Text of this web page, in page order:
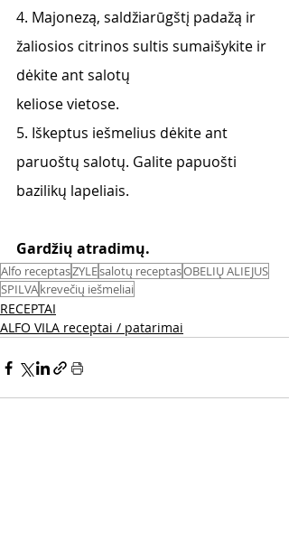
4. Majonezą, saldžiarūgštį padažą ir
žaliosios citrinos sultis sumaišykite ir
dėkite ant salotų
keliose vietose.
5. Iškeptus iešmelius dėkite ant
paruoštų salotų. Galite papuošti
bazilikų lapeliais.
Gardžių atradimų.
Alfo receptasZYLEsalotų receptasOBELIŲ ALIEJUS
SPILVAkrevečių iešmeliai
RECEPTAI
ALFO VILA receptai / patarimai